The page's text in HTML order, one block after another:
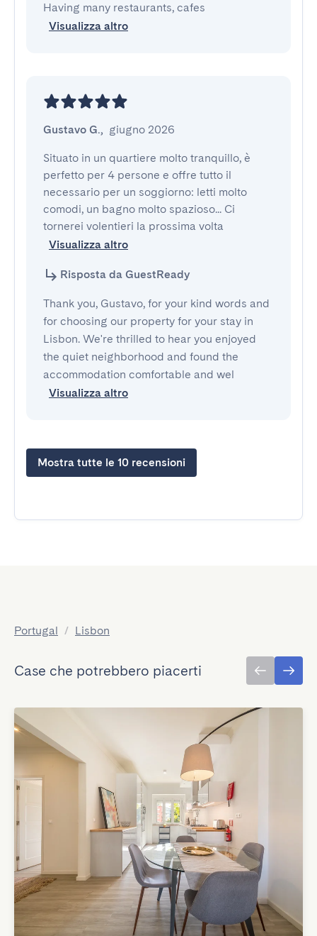
Having many restaurants, cafes
Visualizza altro
Gustavo G., giugno 2026
Situato in un quartiere molto tranquillo, è
perfetto per 4 persone e offre tutto il
necessario per un soggiorno: letti molto
comodi, un bagno molto spazioso... Ci
tornerei volentieri la prossima volta
Visualizza altro
Risposta da GuestReady
Thank you, Gustavo, for your kind words and
for choosing our property for your stay in
Lisbon. We're thrilled to hear you enjoyed
the quiet neighborhood and found the
accommodation comfortable and wel
Visualizza altro
Mostra tutte le 10 recensioni
Portugal / Lisbon
Case che potrebbero piacerti